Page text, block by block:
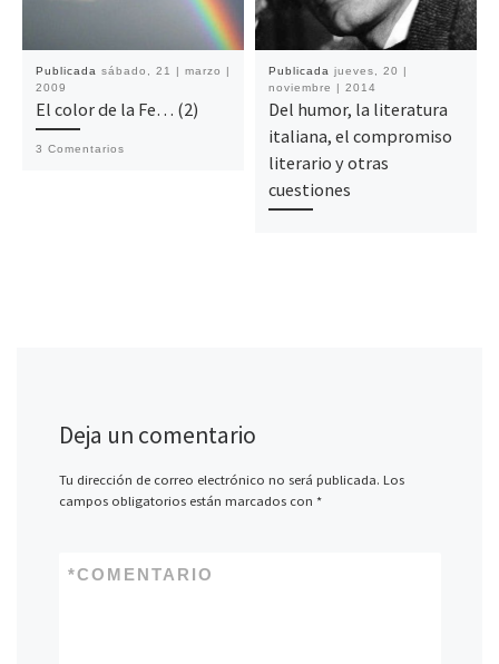
Publicada sábado, 21 | marzo |
2009
El color de la Fe… (2)
3 Comentarios
Publicada jueves, 20 |
noviembre | 2014
Del humor, la literatura
italiana, el compromiso
literario y otras
cuestiones
Deja un comentario
Tu dirección de correo electrónico no será publicada. Los
campos obligatorios están marcados con *
COMENTARIO
*